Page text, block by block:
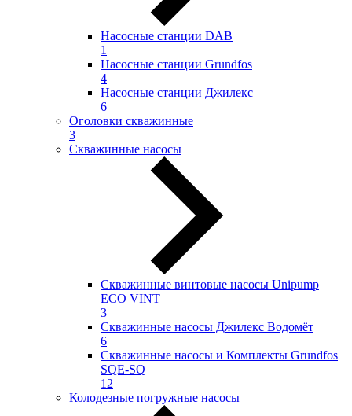
Насосные станции DAB
1
Насосные станции Grundfos
4
Насосные станции Джилекс
6
Оголовки скважинные
3
Скважинные насосы
Скважинные винтовые насосы Unipump
ECO VINT
3
Скважинные насосы Джилекс Водомёт
6
Скважинные насосы и Комплекты Grundfos
SQE-SQ
12
Колодезные погружные насосы